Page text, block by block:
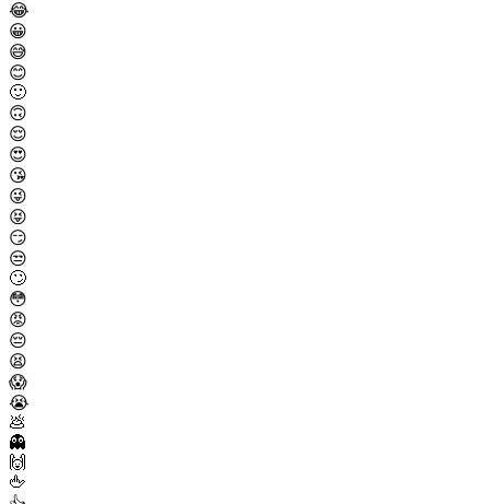
😂
😀
😅
😊
🙂
🙃
😌
😍
😘
😜
😝
😏
😒
🙄
😳
😡
😔
😫
😱
😭
💩
👻
🙌
🖕